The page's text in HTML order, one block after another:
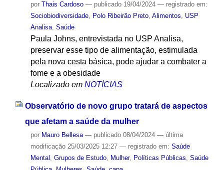
por Thais Cardoso — publicado19/04/2024 — registrado em:
Sociobiodiversidade, Polo Ribeirão Preto, Alimentos, USP
Analisa, Saúde
Paula Johns, entrevistada no USP Analisa,
preservar esse tipo de alimentação, estimulada
pela nova cesta básica, pode ajudar a combater a
fome e a obesidade
Localizado em NOTÍCIAS
Observatório de novo grupo tratará de aspectos
que afetam a saúde da mulher
por Mauro Bellesa — publicado08/04/2024 — última
modificação25/03/2025 12:27 — registrado em: Saúde
Mental , Grupos de Estudo, Mulher, Políticas Públicas, Saúde